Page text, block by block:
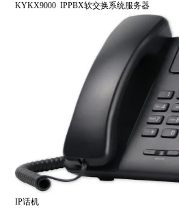
KYKX9000 IPPBX软交换系统服务器
IP话机